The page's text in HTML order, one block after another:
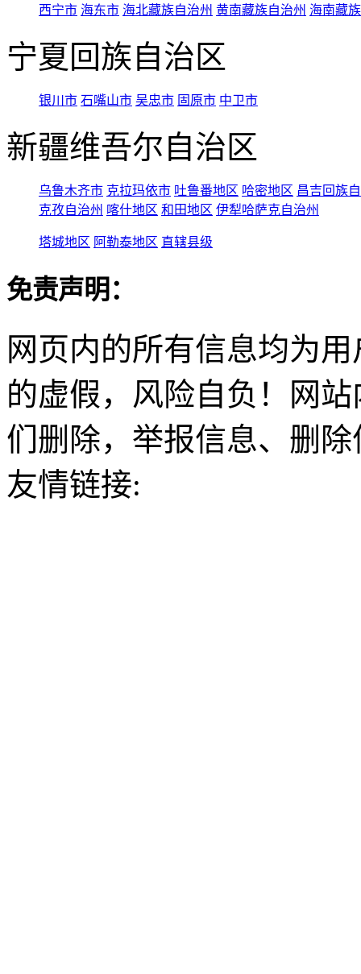
西宁市 海东市 海北藏族自治州 黄南藏族自治州 海南藏
宁夏回族自治区
银川市 石嘴山市 吴忠市 固原市 中卫市
新疆维吾尔自治区
乌鲁木齐市 克拉玛依市 吐鲁番地区 哈密地区 昌吉回族
克孜自治州 喀什地区 和田地区 伊犁哈萨克自治州
塔城地区 阿勒泰地区 直辖县级
免责声明：
网页内的所有信息均为
的虚假，风险自负！网
们删除，举报信息、删
友情链接: